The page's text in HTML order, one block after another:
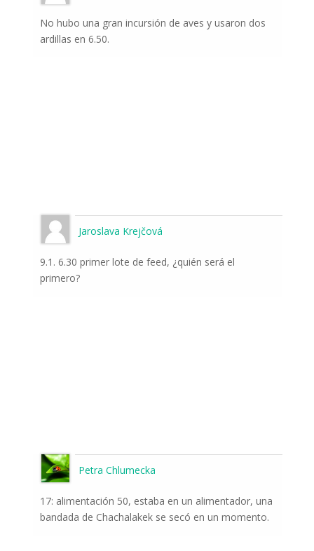
No hubo una gran incursión de aves y usaron dos
ardillas en 6.50.
Jaroslava Krejčová
9.1. 6.30 primer lote de feed, ¿quién será el
primero?
Petra Chlumecka
17: alimentación 50, estaba en un alimentador, una
bandada de Chachalakek se secó en un momento.